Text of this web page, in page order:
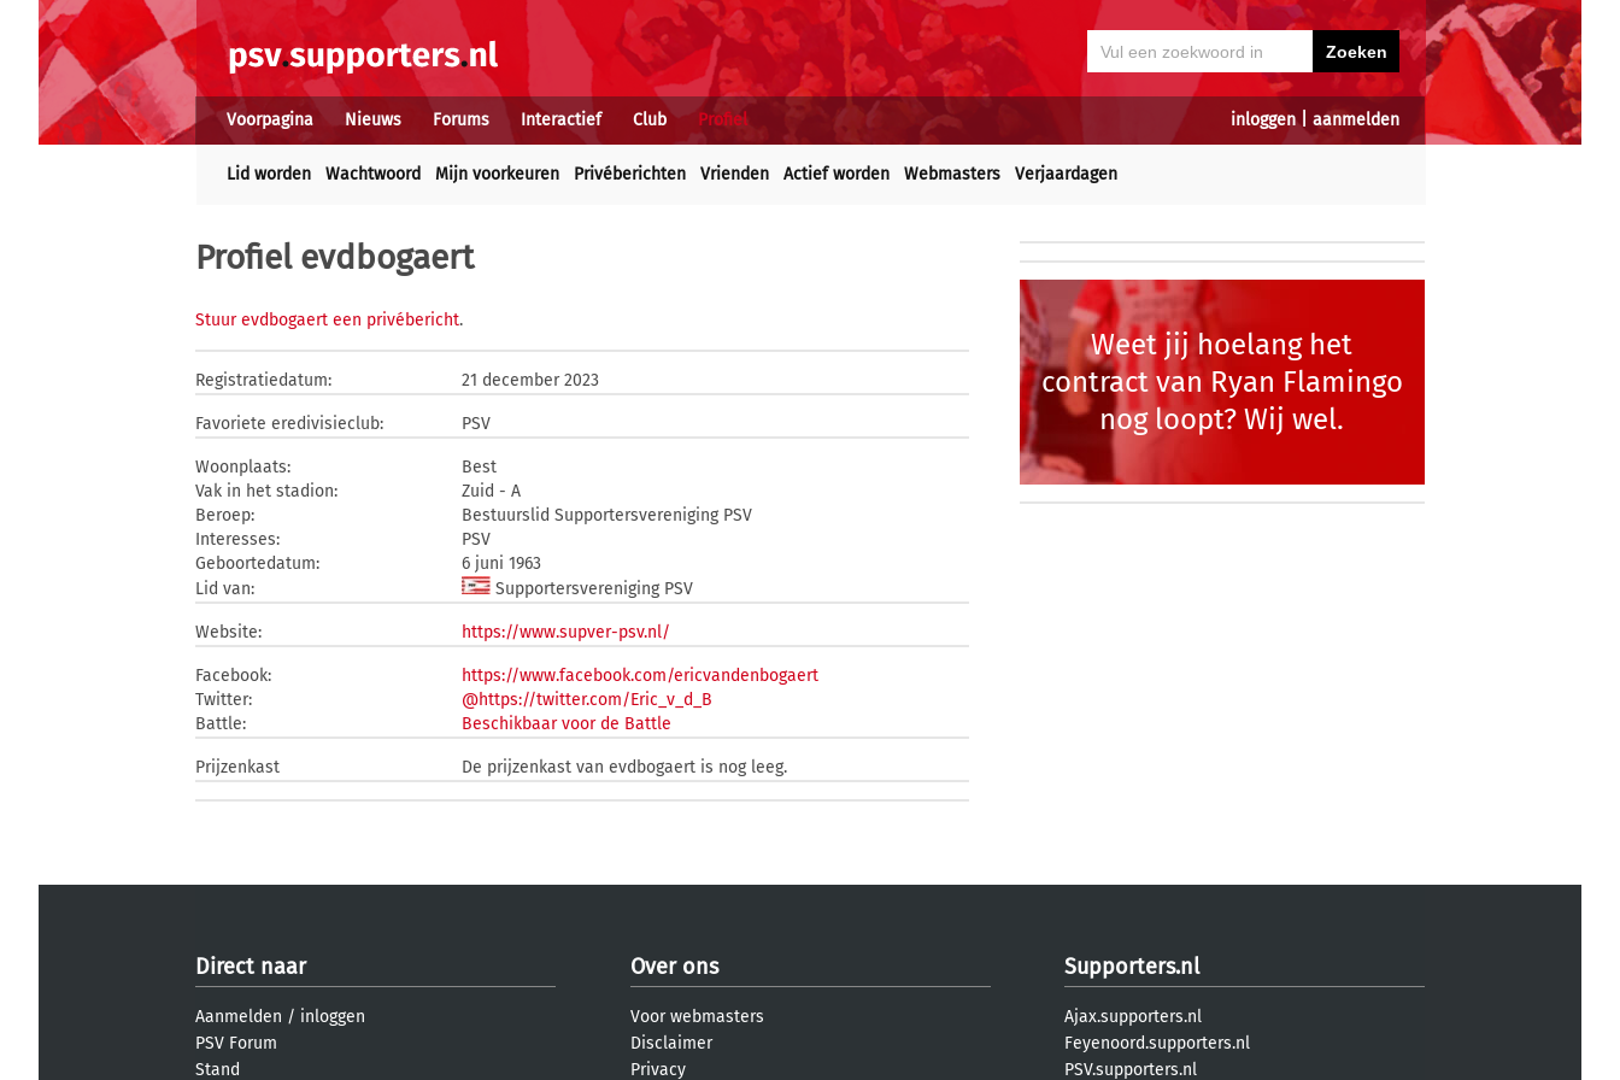
inloggen| aanmelden
Voorpagina Nieuws Forums Interactief Club Profiel
Lid worden Wachtwoord Mijn voorkeuren Privéberichten Vrienden Actief worden Webmasters Verjaardagen
Profiel evdbogaert
Stuur evdbogaert een privébericht.
Registratiedatum: 21 december 2023
Favoriete eredivisieclub: PSV
Woonplaats:
Best
Vak in het stadion:
Zuid - A
Beroep:
Bestuurslid Supportersvereniging PSV
Interesses:
PSV
Geboortedatum:
6 juni 1963
Lid van:
Supportersvereniging PSV
Website: https://www.supver-psv.nl/
Facebook:
https://www.facebook.com/ericvandenbogaert
Twitter:
@https://twitter.com/Eric_v_d_B
Battle:
Beschikbaar voor de Battle
Prijzenkast De prijzenkast van evdbogaert is nog leeg.
Weet jij hoelang het
contract van Ryan Flamingo
nog loopt? Wij wel.
Direct naar
Aanmelden / inloggen
PSV Forum
Stand
Over ons
Voor webmasters
Disclaimer
Privacy
Supporters.nl
Ajax.supporters.nl
Feyenoord.supporters.nl
PSV.supporters.nl